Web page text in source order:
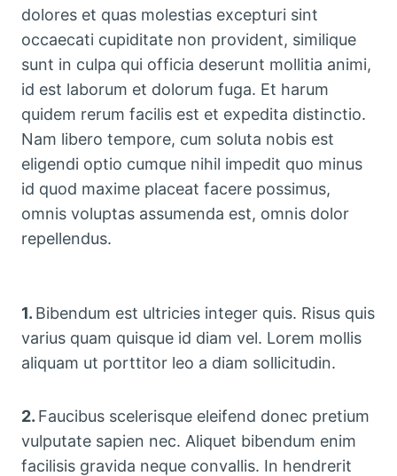
dolores et quas molestias excepturi sint
occaecati cupiditate non provident, similique
sunt in culpa qui officia deserunt mollitia animi,
id est laborum et dolorum fuga. Et harum
quidem rerum facilis est et expedita distinctio.
Nam libero tempore, cum soluta nobis est
eligendi optio cumque nihil impedit quo minus
id quod maxime placeat facere possimus,
omnis voluptas assumenda est, omnis dolor
repellendus.
1. Bibendum est ultricies integer quis. Risus quis
varius quam quisque id diam vel. Lorem mollis
aliquam ut porttitor leo a diam sollicitudin.
2. Faucibus scelerisque eleifend donec pretium
vulputate sapien nec. Aliquet bibendum enim
facilisis gravida neque convallis. In hendrerit